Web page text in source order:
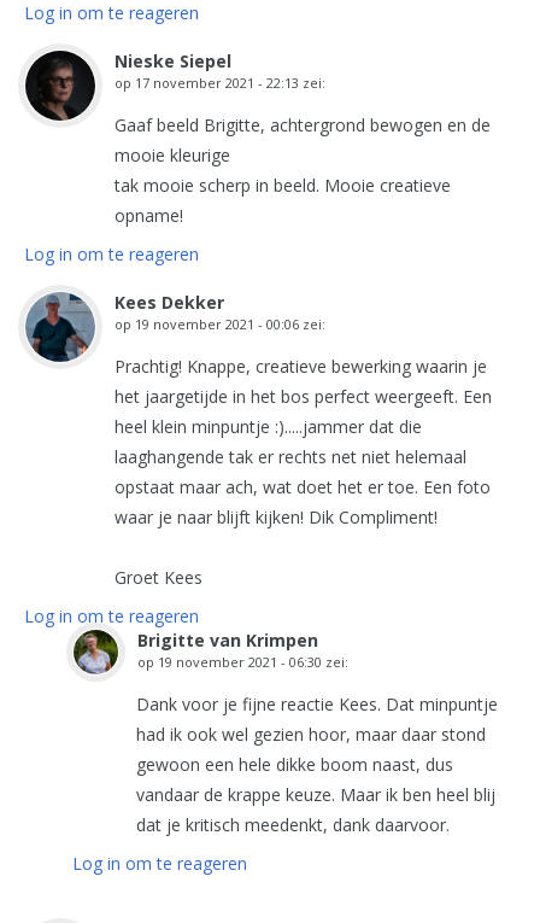
Log in om te reageren
Nieske Siepel
op 17 november 2021 - 22:13 zei:
Gaaf beeld Brigitte, achtergrond bewogen en de
mooie kleurige
tak mooie scherp in beeld. Mooie creatieve
opname!
Log in om te reageren
Kees Dekker
op 19 november 2021 - 00:06 zei:
Prachtig! Knappe, creatieve bewerking waarin je
het jaargetijde in het bos perfect weergeeft. Een
heel klein minpuntje :).....jammer dat die
laaghangende tak er rechts net niet helemaal
opstaat maar ach, wat doet het er toe. Een foto
waar je naar blijft kijken! Dik Compliment!
Groet Kees
Log in om te reageren
Brigitte van Krimpen
op 19 november 2021 - 06:30 zei:
Dank voor je fijne reactie Kees. Dat minpuntje
had ik ook wel gezien hoor, maar daar stond
gewoon een hele dikke boom naast, dus
vandaar de krappe keuze. Maar ik ben heel blij
dat je kritisch meedenkt, dank daarvoor.
Log in om te reageren